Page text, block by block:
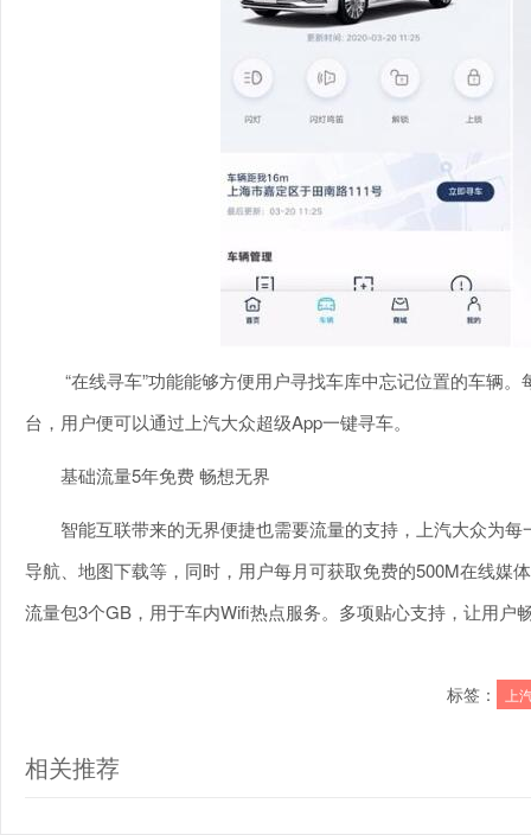
“在线寻车”功能能够方便用户寻找车库中忘记位置的车辆
台，用户便可以通过上汽大众超级App一键寻车。
基础流量5年免费 畅想无界
智能互联带来的无界便捷也需要流量的支持，上汽大众为
导航、地图下载等，同时，用户每月可获取免费的500M在线媒
流量包3个GB，用于车内Wifi热点服务。多项贴心支持，让用户
标签： 上
相关推荐